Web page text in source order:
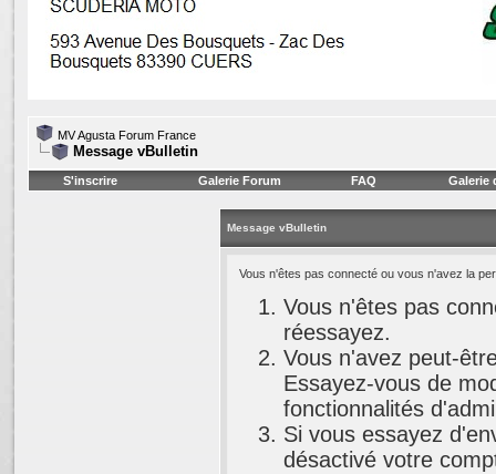
MV Agusta Forum France
Message vBulletin
S'inscrire Galerie Forum FAQ Galerie
Message vBulletin
Vous n'êtes pas connecté ou vous n'avez la
Vous n'êtes pas
réessayez.
Vous n'avez peut-
Essayez-vous de
fonctionnalités
Si vous essayez
désactivé votre